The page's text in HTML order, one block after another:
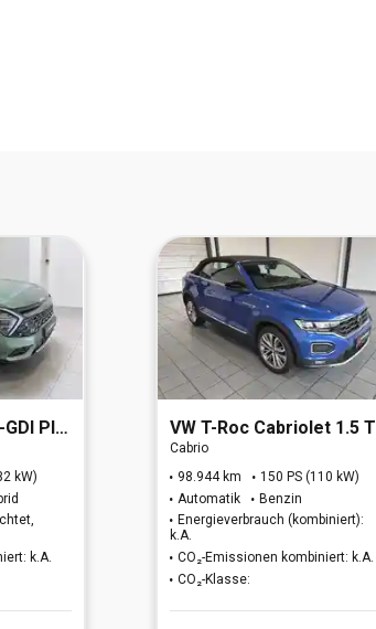
Line 4WD (6d)
kW)
k.A.
VW T-Roc Cabriolet 1.5 TSI Active OPF (EURO 6d)
Cabrio
98.944 km
150 PS (110 kW)
Automatik
Benzin
Energieverbrauch (kombiniert):
k.A.
CO₂-Emissionen kombiniert: k.A.
CO₂-Klasse: